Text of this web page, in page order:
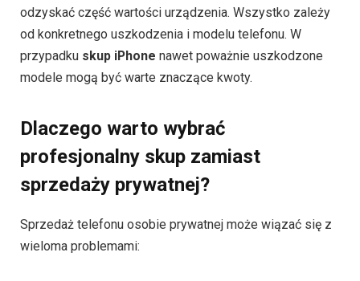
odzyskać część wartości urządzenia. Wszystko zależy
od konkretnego uszkodzenia i modelu telefonu. W
przypadku skup iPhone nawet poważnie uszkodzone
modele mogą być warte znaczące kwoty.
Dlaczego warto wybrać
profesjonalny skup zamiast
sprzedaży prywatnej?
Sprzedaż telefonu osobie prywatnej może wiązać się z
wieloma problemami: